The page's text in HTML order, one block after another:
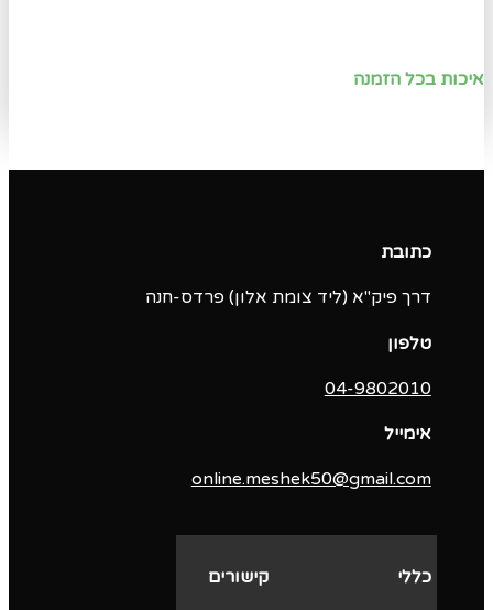
איכות בכל הזמנה
קישורים כללי
כתובת
דרך פיק"א (ליד צומת אלון) פרדס-חנה
טלפון
04-9802010‬
אימייל
online.meshek50@gmail.com